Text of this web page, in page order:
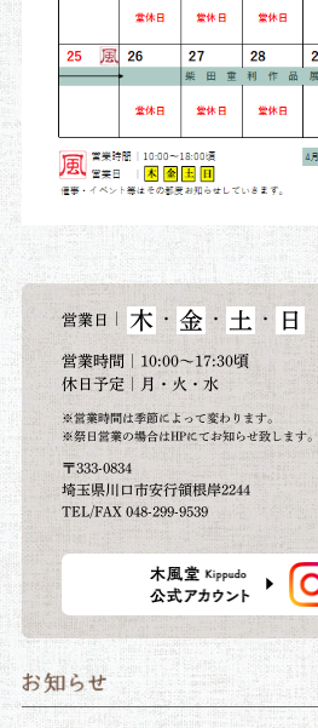
営業日 木 ・ 金 ・ 土 ・ 日
営業時間｜10:00～17:30頃
休日予定｜月・火・水
※営業時間は季節によって変わります。
※祭日営業の場合はHPにてお知らせ致します。
〒333-0834
埼玉県川口市安行領根岸2244
TEL/FAX 048-299-9539